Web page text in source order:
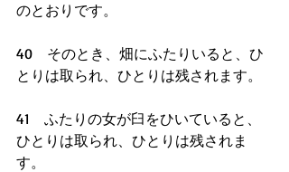
のとおりです。
40　そのとき、畑にふたりいると、ひ
とりは取られ、ひとりは残されます。
41　ふたりの女が臼をひいていると、
ひとりは取られ、ひとりは残されま
す。